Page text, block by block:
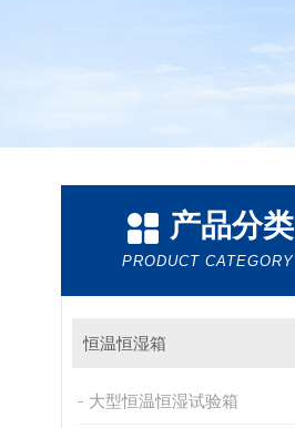
产品分类
PRODUCT CATEGORY
恒温恒湿箱
大型恒温恒湿试验箱